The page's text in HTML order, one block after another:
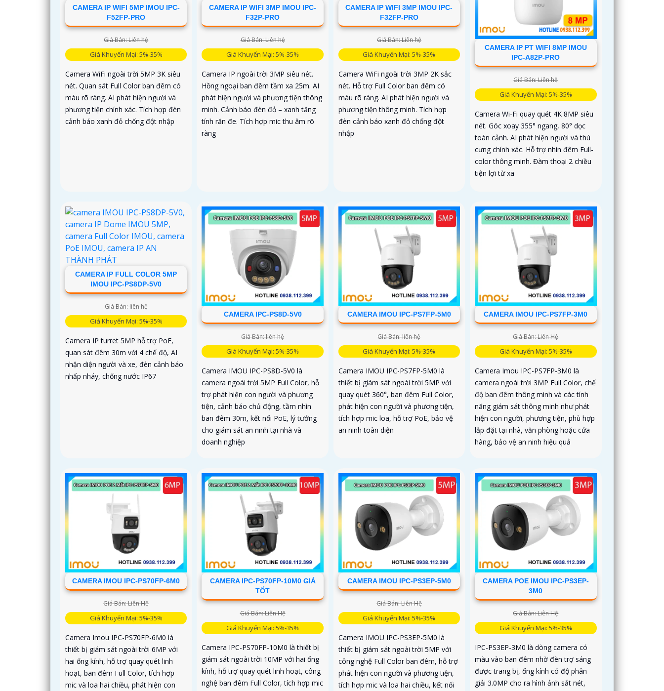
CAMERA IP WIFI 5MP IMOU IPC-
F52FP-PRO
Giá Bán: Liên hệ
Giá Khuyến Mại: 5%-35%
Camera WiFi ngoài trời 5MP 3K siêu
nét. Quan sát Full Color ban đêm có
màu rõ ràng. AI phát hiện người và
phương tiện chính xác. Tích hợp đèn
cảnh báo xanh đỏ chống đột nhập
CAMERA IP WIFI 3MP IMOU IPC-
F32P-PRO
Giá Bán: Liên hệ
Giá Khuyến Mại: 5%-35%
Camera IP ngoài trời 3MP siêu nét.
Hồng ngoại ban đêm tầm xa 25m. AI
phát hiện người và phương tiện thông
minh. Cảnh báo đèn đỏ – xanh tăng
tính răn đe. Tích hợp mic thu âm rõ
ràng
CAMERA IP WIFI 3MP IMOU IPC-
F32FP-PRO
Giá Bán: Liên hệ
Giá Khuyến Mại: 5%-35%
Camera WiFi ngoài trời 3MP 2K sắc
nét. Hỗ trợ Full Color ban đêm có
màu rõ ràng. AI phát hiện người và
phương tiện thông minh. Tích hợp
đèn cảnh báo xanh đỏ chống đột
nhập
CAMERA IP PT WIFI 8MP IMOU
IPC-A82P-PRO
Giá Bán: Liên hệ
Giá Khuyến Mại: 5%-35%
Camera Wi-Fi quay quét 4K 8MP siêu
nét. Góc xoay 355° ngang, 80° dọc
toàn cảnh. AI phát hiện người và thú
cưng chính xác. Hỗ trợ nhìn đêm Full-
color thông minh. Đàm thoại 2 chiều
tiện lợi từ xa
CAMERA IP FULL COLOR 5MP
IMOU IPC-PS8DP-5V0
Giá Bán: liên hệ
Giá Khuyến Mại: 5%-35%
Camera IP turret 5MP hỗ trợ PoE,
quan sát đêm 30m với 4 chế độ, AI
nhận diện người và xe, đèn cảnh báo
nhấp nháy, chống nước IP67
CAMERA IPC-PS8D-5V0
Giá Bán: liên hệ
Giá Khuyến Mại: 5%-35%
Camera IMOU IPC-PS8D-5V0 là
camera ngoài trời 5MP Full Color, hỗ
trợ phát hiện con người và phương
tiện, cảnh báo chủ động, tầm nhìn
ban đêm 30m, kết nối PoE, lý tưởng
cho giám sát an ninh tại nhà và
doanh nghiệp
CAMERA IMOU IPC-PS7FP-5M0
Giá Bán: liên hệ
Giá Khuyến Mại: 5%-35%
Camera IMOU IPC-PS7FP-5M0 là
thiết bị giám sát ngoài trời 5MP với
quay quét 360°, ban đêm Full Color,
phát hiện con người và phương tiện,
tích hợp mic loa, hỗ trợ PoE, bảo vệ
an ninh toàn diện
CAMERA IMOU IPC-PS7FP-3M0
Giá Bán: Liên Hệ
Giá Khuyến Mại: 5%-35%
Camera Imou IPC-PS7FP-3M0 là
camera ngoài trời 3MP Full Color, chế
độ ban đêm thông minh và các tính
năng giám sát thông minh như phát
hiện con người, phương tiện, phù hợp
lắp đặt tại nhà, văn phòng hoặc cửa
hàng, bảo vệ an ninh hiệu quả
CAMERA IMOU IPC-PS70FP-6M0
Giá Bán: Liên Hệ
Giá Khuyến Mại: 5%-35%
Camera Imou IPC-PS70FP-6M0 là
thiết bị giám sát ngoài trời 6MP với
hai ống kính, hỗ trợ quay quét linh
hoạt, ban đêm Full Color, tích hợp
mic và loa hai chiều, phát hiện con
CAMERA IPC-PS70FP-10M0 GIÁ
TỐT
Giá Bán: Liên Hệ
Giá Khuyến Mại: 5%-35%
Camera IPC-PS70FP-10M0 là thiết bị
giám sát ngoài trời 10MP với hai ống
kính, hỗ trợ quay quét linh hoạt, công
nghệ ban đêm Full Color, tích hợp mic
CAMERA IMOU IPC-PS3EP-5M0
Giá Bán: Liên Hệ
Giá Khuyến Mại: 5%-35%
Camera IMOU IPC-PS3EP-5M0 là
thiết bị giám sát ngoài trời 5MP với
công nghệ Full Color ban đêm, hỗ trợ
phát hiện con người và phương tiện,
tích hợp mic và loa hai chiều, kết nối
CAMERA POE IMOU IPC-PS3EP-
3M0
Giá Bán: Liên Hệ
Giá Khuyến Mại: 5%-35%
IPC-PS3EP-3M0 là dòng camera có
màu vào ban đêm nhờ đèn trợ sáng
được trang bị, ống kính có độ phân
giải 3.0MP cho ra hình ảnh sắt nét,